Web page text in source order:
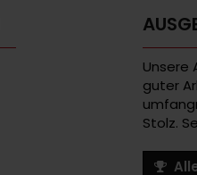
Unsere
guter
Stolz.